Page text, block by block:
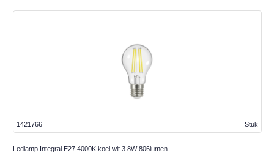
Stuk
1421766
Ledlamp Integral E27 4000K koel wit 3.8W 806lumen